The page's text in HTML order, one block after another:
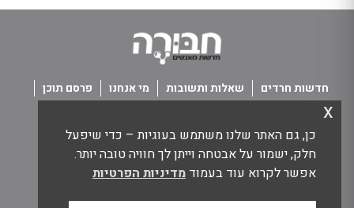
כן, גם האתר שלנו משתמש בעוגיות – כדי שיפעל
חלק, ישמור על אבטחה וייתן לך חוויה טובה יותר.
אפשר לקרוא עוד בעמוד מדיניות הפרטיות
x
חדשות חרדים שאלות ותשובות מי אנחנו
פרסם תוכן
כל הזכויות שמורות חבורה - חדשות מאנשים